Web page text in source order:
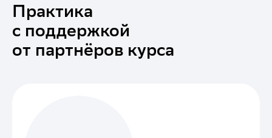
Практика
с поддержкой
от партнёров курса